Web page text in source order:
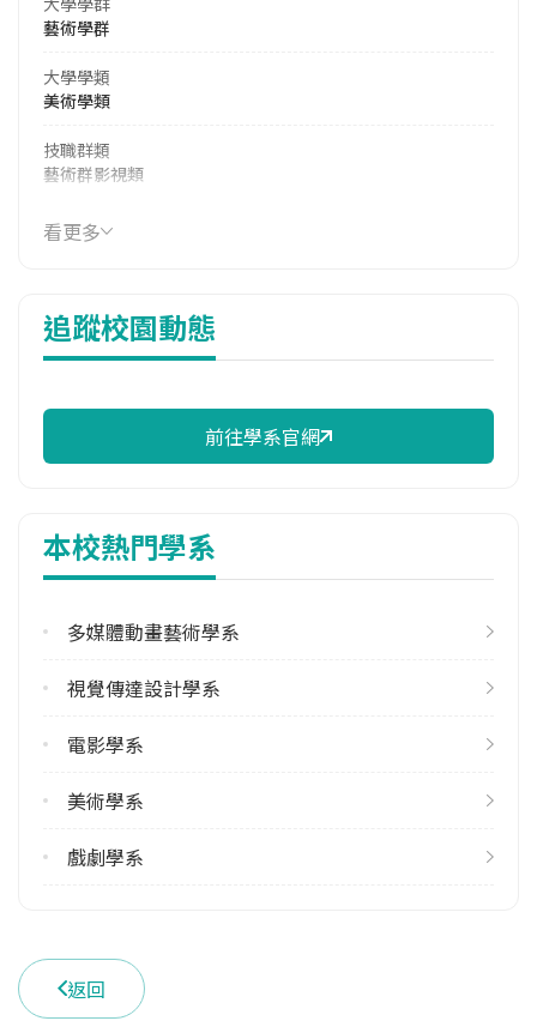
藝術學群
大學學類
美術學類
技職群類
藝術群影視類
114年學費
16,000 元/學期
10,230 元/學期
114年註冊率
113學年度下學期
學系電話
(02)22722181 #2050
學系地址
看更多
追蹤校園動態
前往學系官網
本校熱門學系
多媒體動畫藝術學系
視覺傳達設計學系
電影學系
美術學系
戲劇學系
返回